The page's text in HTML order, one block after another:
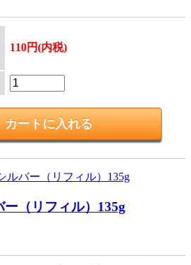
110円(内税)
（リフィル）135g